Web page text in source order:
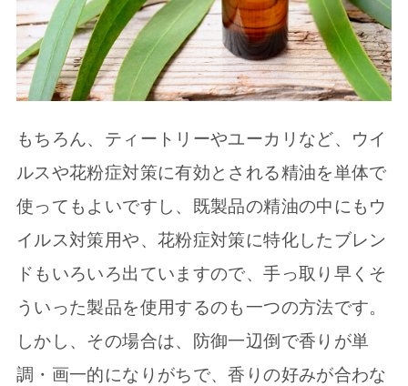
もちろん、ティートリーやユーカリなど、ウイ
ルスや花粉症対策に有効とされる精油を単体で
使ってもよいですし、既製品の精油の中にもウ
イルス対策用や、花粉症対策に特化したブレン
ドもいろいろ出ていますので、手っ取り早くそ
ういった製品を使用するのも一つの方法です。
しかし、その場合は、防御一辺倒で香りが単
調・画一的になりがちで、香りの好みが合わな